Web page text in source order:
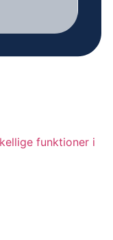
funktioner i